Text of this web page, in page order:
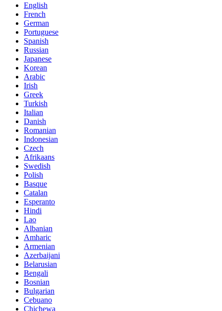
English
French
German
Portuguese
Spanish
Russian
Japanese
Korean
Arabic
Irish
Greek
Turkish
Italian
Danish
Romanian
Indonesian
Czech
Afrikaans
Swedish
Polish
Basque
Catalan
Esperanto
Hindi
Lao
Albanian
Amharic
Armenian
Azerbaijani
Belarusian
Bengali
Bosnian
Bulgarian
Cebuano
Chichewa